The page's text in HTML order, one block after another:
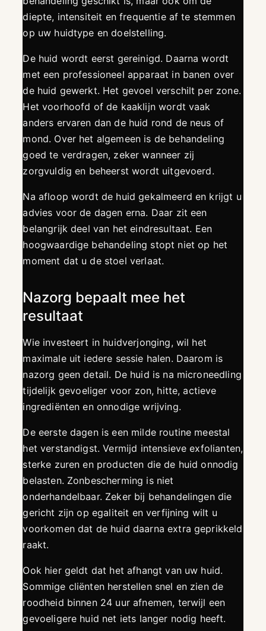
diepte, intensiteit en frequentie af te stemmen
op uw huidtype en doelstelling.
De huid wordt eerst gereinigd. Daarna wordt
met een professioneel apparaat in banen over
de huid gewerkt. Het gevoel verschilt per zone.
Het voorhoofd of de kaaklijn wordt vaak
anders ervaren dan de huid rond de neus of
mond. Over het algemeen is de behandeling
goed te verdragen, zeker wanneer zij
zorgvuldig en beheerst wordt uitgevoerd.
Na afloop wordt de huid gekalmeerd en krijgt u
advies voor de dagen erna. Daar zit een
belangrijk deel van het eindresultaat. Een
hoogwaardige behandeling stopt niet op het
moment dat u de stoel verlaat.
Nazorg bepaalt mee het
resultaat
Wie investeert in huidverjonging, wil het
maximale uit iedere sessie halen. Daarom is
nazorg geen detail. De huid is na microneedling
tijdelijk gevoeliger voor zon, hitte, actieve
ingrediënten en onnodige wrijving.
De eerste dagen is een milde routine meestal
het verstandigst. Vermijd intensieve exfolianten,
sterke zuren en producten die de huid onnodig
belasten. Zonbescherming is niet
onderhandelbaar. Zeker bij behandelingen die
gericht zijn op egaliteit en verfijning wilt u
voorkomen dat de huid daarna extra geprikkeld
raakt.
Ook hier geldt dat het afhangt van uw huid.
Sommige cliënten herstellen snel en zien de
roodheid binnen 24 uur afnemen, terwijl een
gevoeligere huid net iets langer nodig heeft.